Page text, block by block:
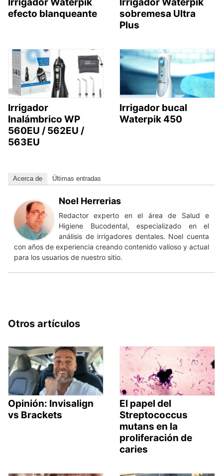
efecto blanqueante
sobremesa Ultra
Plus
Irrigador
Inalámbrico WP
560EU / 562EU /
563EU
Irrigador bucal
Waterpik 450
Acerca de Últimas entradas
Noel Herrerias
Redactor experto en el área de Salud e
Higiene Bucodental, especializado en el
análisis de irrigadores dentales. Noel cuenta
con años de experiencia creando contenido valioso y actual
para los usuarios de nuestro sitio.
Otros artículos
Opinión: Invisalign
vs Brackets
El papel del
Streptococcus
mutans en la
proliferación de
caries